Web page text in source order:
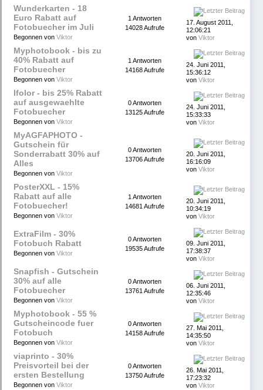
Wunderkarten - 18
Euro Rabatt auf
Fotobuecher im Juli
Begonnen von Viktor
1 Antworten
14028 Aufrufe
17. August 2011,
12:06:21
von Viktor
Myphotobook - bis zu
40% Rabatt auf
Fotobuecher
Begonnen von Viktor
1 Antworten
14168 Aufrufe
24. Juni 2011,
15:36:12
von Viktor
Ifolor - bis 25% Rabatt
auf ausgewaehlte
Fotobuecher
Begonnen von Viktor
0 Antworten
13125 Aufrufe
24. Juni 2011,
15:33:33
von Viktor
MyAGFAPHOTO -
Gutschein für
Sonderrabatt 30% auf
Alles
Begonnen von Viktor
0 Antworten
13706 Aufrufe
20. Juni 2011,
16:16:09
von Viktor
PosterXXL - 15%
Rabatt auf alle
Fotobuecher!
Begonnen von Viktor
1 Antworten
14681 Aufrufe
20. Juni 2011,
10:34:19
von Viktor
ExtraFilm - 30%
Fotobuch Rabatt
Begonnen von Viktor
0 Antworten
19535 Aufrufe
09. Juni 2011,
17:38:37
von Viktor
Snapfish - Gutschein
30% auf alle
Fotobuecher
Begonnen von Viktor
0 Antworten
13761 Aufrufe
06. Juni 2011,
12:35:46
von Viktor
Myphotobook - 55 %
Gutscheincode fuer
Fotobuch
Begonnen von Viktor
0 Antworten
14158 Aufrufe
27. Mai 2011,
14:35:50
von Viktor
viaprinto - 30%
Preisvorteil bei der
ersten Bestellung
Begonnen von Viktor
0 Antworten
13750 Aufrufe
26. Mai 2011,
17:23:32
von Viktor